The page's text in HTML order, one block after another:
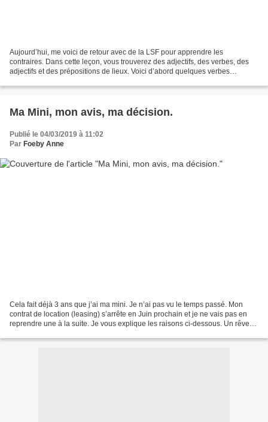
Aujourd’hui, me voici de retour avec de la LSF pour apprendre les
contraires. Dans cette leçon, vous trouverez des adjectifs, des verbes, des
adjectifs et des prépositions de lieux. Voici d’abord quelques verbes
Ma Mini, mon avis, ma décision.
Publié le 04/03/2019 à 11:02
Par Foeby Anne
Cela fait déjà 3 ans que j’ai ma mini. Je n’ai pas vu le temps passé. Mon
contrat de location (leasing) s’arrête en Juin prochain et je ne vais pas en
reprendre une à la suite. Je vous explique les raisons ci-dessous. Un rêve